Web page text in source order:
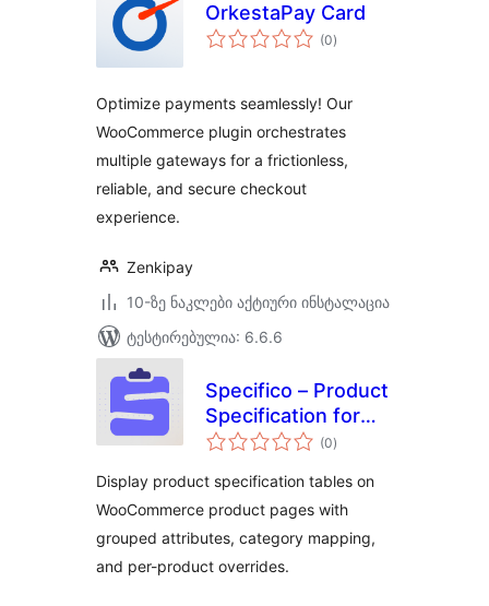
OrkestaPay Card
(0საერთო
რეიტინგი
)
Optimize payments seamlessly! Our
WooCommerce plugin orchestrates
multiple gateways for a frictionless,
reliable, and secure checkout
experience.
Zenkipay
10-ზე ნაკლები აქტიური ინსტალაცია
ტესტირებულია: 6.6.6
Specifico – Product
Specification for
WooCommerce
(0საერთო
რეიტინგი
)
Display product specification tables on
WooCommerce product pages with
grouped attributes, category mapping,
and per-product overrides.